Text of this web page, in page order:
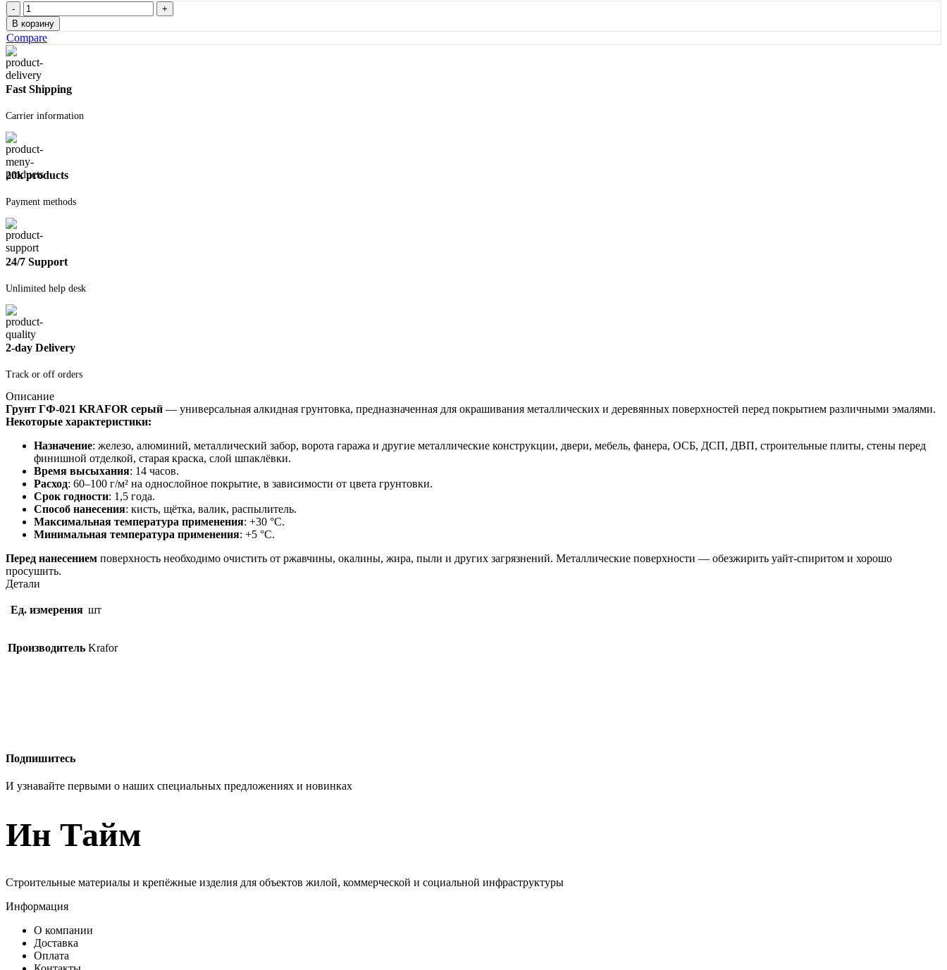
Количество
товара
Грунт
ГФ-021
KRAFOR
серый,
0,8
кг
В корзину
Compare
Fast Shipping
Carrier information
20k products
Payment methods
24/7 Support
Unlimited help desk
2-day Delivery
Track or off orders
Описание
Грунт ГФ-021 KRAFOR серый — универсальная алкидная грунтовка, предназначенная для окрашивания металлических и деревянных поверхностей перед покрытием различными эмалями.
Некоторые характеристики:
Назначение: железо, алюминий, металлический забор, ворота гаража и другие металлические конструкции, двери, мебель, фанера, ОСБ, ДСП, ДВП, строительные плиты, стены перед
финишной отделкой, старая краска, слой шпаклёвки.
Время высыхания: 14 часов.
Расход: 60–100 г/м² на однослойное покрытие, в зависимости от цвета грунтовки.
Срок годности: 1,5 года.
Способ нанесения: кисть, щётка, валик, распылитель.
Максимальная температура применения: +30 °С.
Минимальная температура применения: +5 °С.
Перед нанесением поверхность необходимо очистить от ржавчины, окалины, жира, пыли и других загрязнений. Металлические поверхности — обезжирить уайт-спиритом и хорошо
просушить.
Детали
Ед. измерения шт
Производитель Krafor
Подпишитесь
И узнавайте первыми о наших специальных предложениях и новинках
Ин Тайм
Строительные материалы и крепёжные изделия для объектов жилой, коммерческой и социальной инфраструктуры
Информация
О компании
Доставка
Оплата